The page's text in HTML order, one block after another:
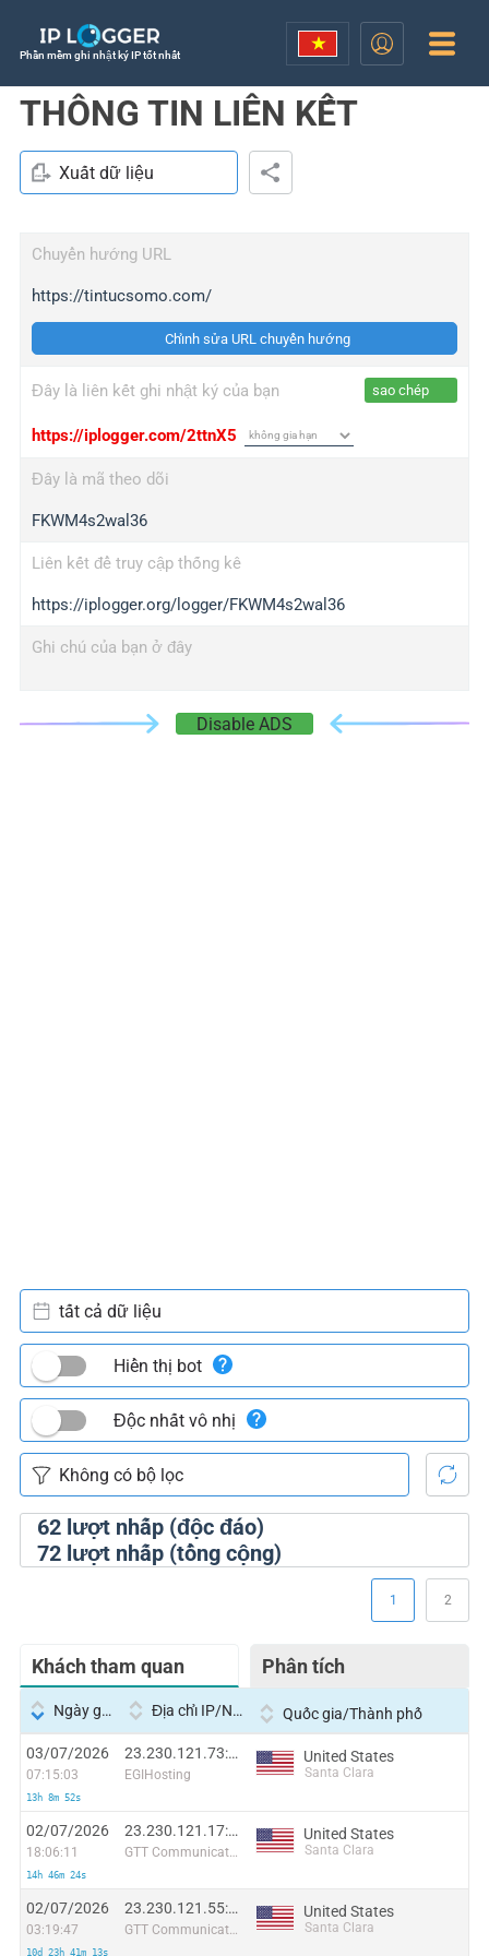
Phần mềm ghi nhật ký IP tốt nhất
THÔNG TIN LIÊN KẾT
Xuất dữ liệu
Chuyển hướng URL
https://tintucsomo.com/
Chỉnh sửa URL chuyển hướng
Đây là liên kết ghi nhật ký của bạn sao chép
https://iplogger.com/2ttnX5
Đây là mã theo dõi
FKWM4s2wal36
Liên kết để truy cập thống kê
https://iplogger.org/logger/FKWM4s2wal36
Ghi chú của bạn ở đây
Disable ADS
62lượt nhấp (độc đáo)
72lượt nhấp (tổng cộng)
tất cả dữ liệu
Hiển thị bot
Độc nhất vô nhị
Khách tham quan Phân tích
1 2
Ngày giờ Địa chỉ IP/Nhà cung cấp dịch vụ Quốc gia/Thành phố
03/07/2026
07:15:03
13h 8m 52s
23.230.121.73:48362
EGIHosting
United States
Santa Clara
02/07/2026
18:06:11
14h 46m 24s
23.230.121.17:31552
GTT Communications Inc.
United States
Santa Clara
02/07/2026
03:19:47
10d 23h 41m 13s
23.230.121.55:10744
GTT Communications Inc.
United States
Santa Clara